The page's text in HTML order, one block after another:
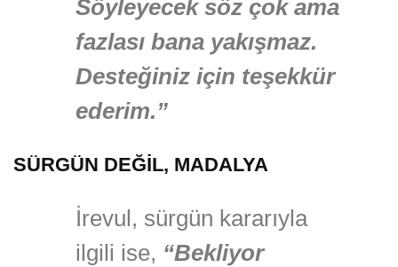
Söyleyecek söz çok ama
fazlası bana yakışmaz.
Desteğiniz için teşekkür
ederim.”
SÜRGÜN DEĞİL, MADALYA
İrevul, sürgün kararıyla
ilgili ise, “Bekliyor